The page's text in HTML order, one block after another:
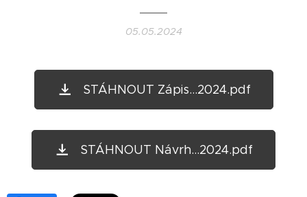
05.05.2024
STÁHNOUT Zápis...2024.pdf
STÁHNOUT Návrh...2024.pdf